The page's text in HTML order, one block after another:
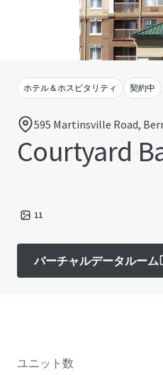
ホテル＆ホスピタリティ 契約中
595 Martinsville Road,
Courtyard
11
バーチャルデータルーム
ユニット数